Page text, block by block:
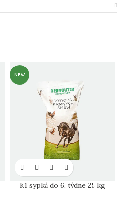
NEW
K1 sypká do 6. týdne 25 kg